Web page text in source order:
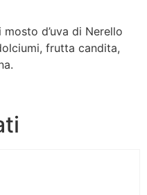
d’uva di Nerello
frutta candita,